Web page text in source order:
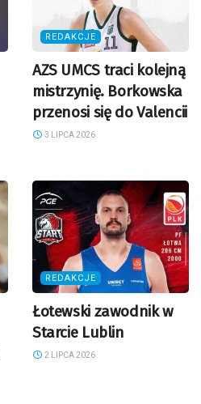
REDAKCJE
AZS UMCS traci kolejną
mistrzynię. Borkowska
przenosi się do Valencii
3 LIPCA 2026
REDAKCJE
Łotewski zawodnik w
Starcie Lublin
2 LIPCA 2026